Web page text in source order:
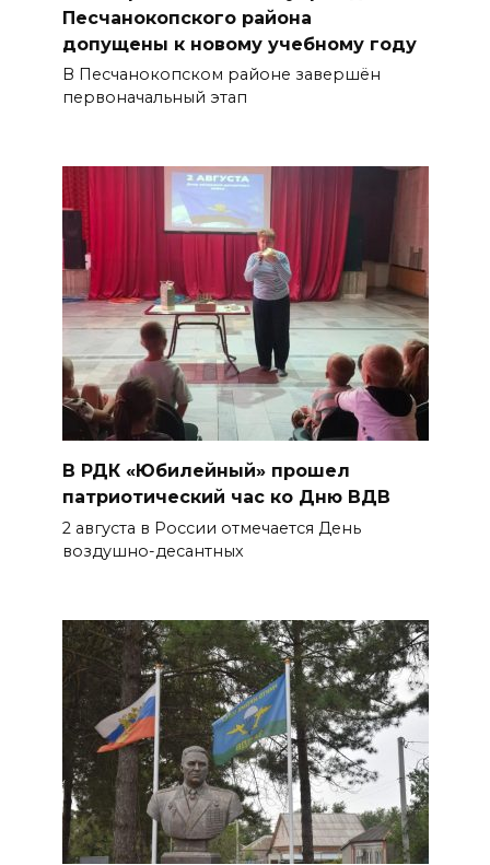
опущен занавес
БОЛЬШЕ НОВОСТЕЙ
Песчанокопского района
допущены к новому учебному году
В Песчанокопском районе завершён
первоначальный этап
В РДК «Юбилейный» прошел
патриотический час ко Дню ВДВ
2 августа в России отмечается День
воздушно-десантных